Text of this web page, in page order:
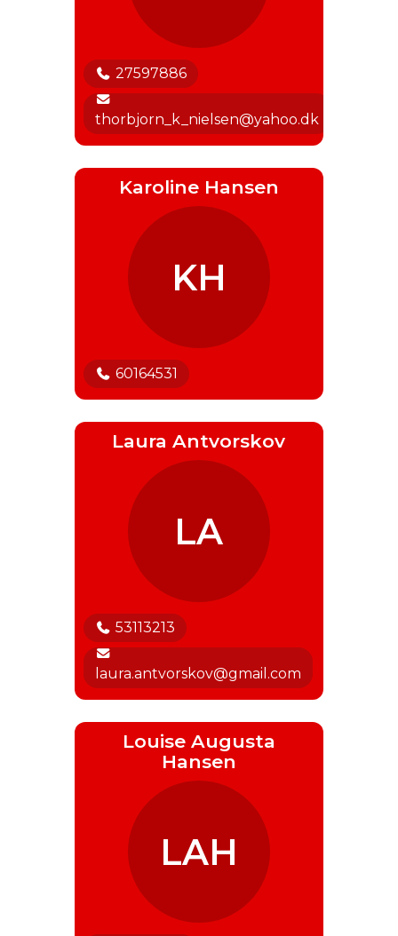
27597886
thorbjorn_k_nielsen@yahoo.dk
Karoline Hansen
KH
60164531
Laura Antvorskov
LA
53113213
laura.antvorskov@gmail.com
Louise Augusta
Hansen
LAH